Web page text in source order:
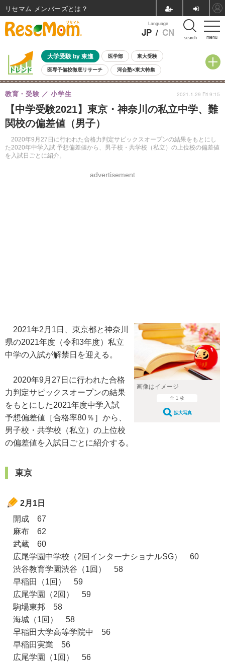
menu
Language
JP / CN search
大学受験 by 東進 医学部 東大受験
医専予備校徹底リサーチ 河合塾×東大特集
親子で考える大学選び 高校受験 中学受験 小学校受験
共通テスト 夏休み
8月開催イベント・WS 全国公立高校 過去問 人気記事
自由研究教材（小学生向け） 自由研究教材（中学生向け）
【中学受験2021】東京・神奈川の私立中学、難
関校の偏差値（男子）
2020年9月27日に行われた合格力判定サピックスオープンの結果をもとにし
た2020年中学入試 予想偏差値から、男子校・共学校（私立）の上位校の偏差値
を入試日ごとに紹介。
教育・受験 小学生
advertisement
2021.1.29 Fri 9:15
画像はイメージ
全 1 枚
拡大写真
2021年2月1日、東京都と神奈川
県の2021年度（令和3年度）私立
中学の入試が解禁日を迎える。
2020年9月27日に行われた合格
力判定サピックスオープンの結果
をもとにした2021年度中学入試
予想偏差値［合格率80％］から、
男子校・共学校（私立）の上位校
の偏差値を入試日ごとに紹介する。
東京
2月1日
開成 67
麻布 62
武蔵 60
広尾学園中学校（2回インターナショナルSG） 60
渋谷教育学園渋谷（1回） 58
早稲田（1回） 59
広尾学園（2回） 59
駒場東邦 58
海城（1回） 58
早稲田大学高等学院中 56
早稲田実業 56
広尾学園（1回） 56
リセマム メンバーズ